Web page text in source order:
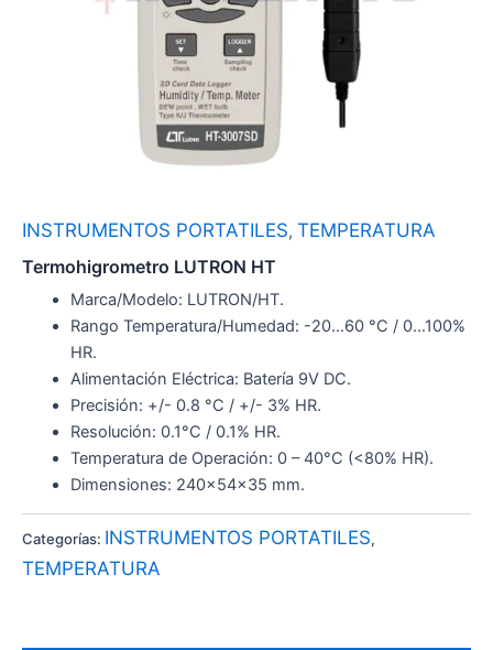
INSTRUMENTOS PORTATILES, TEMPERATURA
Termohigrometro LUTRON HT
Marca/Modelo: LUTRON/HT.
Rango Temperatura/Humedad: -20…60 °C / 0…100%
HR.
Alimentación Eléctrica: Batería 9V DC.
Precisión: +/- 0.8 °C / +/- 3% HR.
Resolución: 0.1°C / 0.1% HR.
Temperatura de Operación: 0 – 40°C (<80% HR).
Dimensiones: 240x54x35 mm.
Categorías: INSTRUMENTOS PORTATILES,
TEMPERATURA